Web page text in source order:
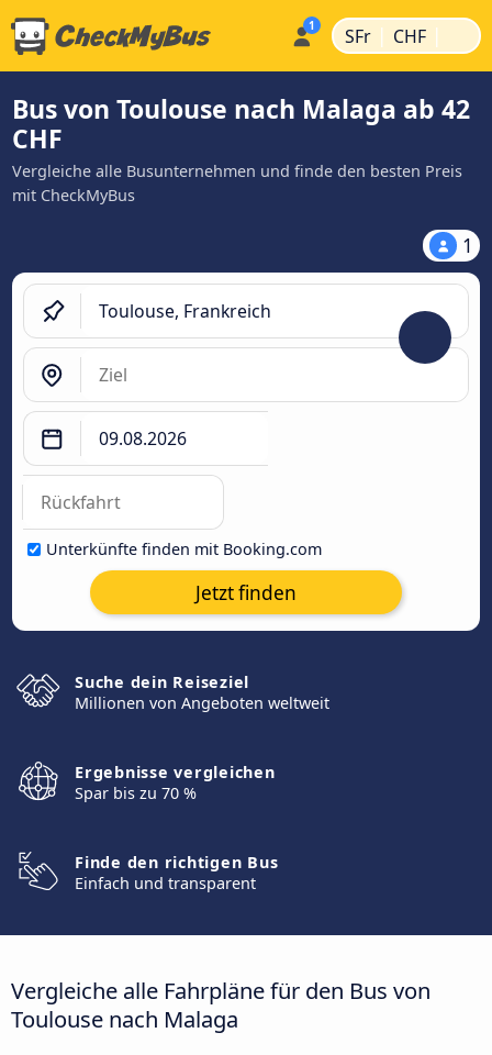
SFr | CHF |
Bus von Toulouse nach Malaga ab 42
CHF
Vergleiche alle Busunternehmen und finde den besten Preis
mit CheckMyBus
1
Unterkünfte finden mit Booking.com
Jetzt finden
Suche dein Reiseziel
Millionen von Angeboten weltweit
Ergebnisse vergleichen
Spar bis zu 70 %
Finde den richtigen Bus
Einfach und transparent
Vergleiche alle Fahrpläne für den Bus von
Toulouse nach Malaga